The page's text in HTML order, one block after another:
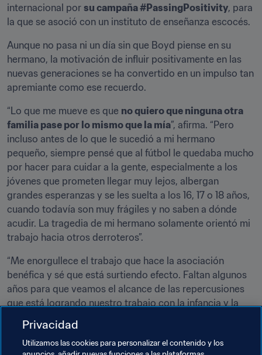
internacional por su campaña #PassingPositivity, para
la que se asoció con un instituto de enseñanza escocés.
Aunque no pasa ni un día sin que Boyd piense en su
hermano, la motivación de influir positivamente en las
nuevas generaciones se ha convertido en un impulso tan
apremiante como ese recuerdo.
“Lo que me mueve es que no quiero que ninguna otra
familia pase por lo mismo que la mía”, afirma. “Pero
incluso antes de lo que le sucedió a mi hermano
pequeño, siempre pensé que al fútbol le quedaba mucho
por hacer para cuidar a la gente, especialmente a los
jóvenes que prometen llegar muy lejos, albergan
grandes esperanzas y se les suelta a los 16, 17 o 18 años,
cuando todavía son muy frágiles y no saben a dónde
acudir. La tragedia de mi hermano solamente orientó mi
trabajo hacia otros derroteros”.
“Me enorgullece el trabajo que hace la asociación
benéfica y sé que está surtiendo efecto. Faltan algunos
años para que veamos el alcance de las repercusiones
que está logrando nuestro trabajo con la infancia y la
historias y comentarios sobre lo que supone desde el
punto de vista personal. Siempre hemos dicho que,
Privacidad
Utilizamos las cookies para personalizar el contenido y los